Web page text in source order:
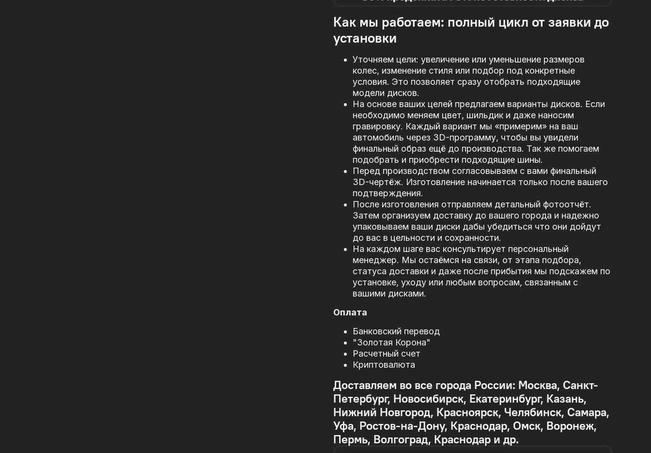
Как мы работаем: полный цикл от заявки до
установки
Уточняем цели: увеличение или уменьшение размеров
колес, изменение стиля или подбор под конкретные
условия. Это позволяет сразу отобрать подходящие
модели дисков.
На основе ваших целей предлагаем варианты дисков. Если
необходимо меняем цвет, шильдик и даже наносим
гравировку. Каждый вариант мы «примерим» на ваш
автомобиль через 3D-программу, чтобы вы увидели
финальный образ ещё до производства. Так же помогаем
подобрать и приобрести подходящие шины.
Перед производством согласовываем с вами финальный
3D-чертёж. Изготовление начинается только после вашего
подтверждения.
После изготовления отправляем детальный фотоотчёт.
Затем организуем доставку до вашего города и надежно
упаковываем ваши диски дабы убедиться что они дойдут
до вас в цельности и сохранности.
На каждом шаге вас консультирует персональный
менеджер. Мы остаёмся на связи, от этапа подбора,
статуса доставки и даже после прибытия мы подскажем по
установке, уходу или любым вопросам, связанным с
вашими дисками.
Оплата
Банковский перевод
"Золотая Корона"
Расчетный счет
Криптовалюта
Доставляем во все города России: Москва, Санкт-
Петербург, Новосибирск, Екатеринбург, Казань,
Нижний Новгород, Красноярск, Челябинск, Самара,
Уфа, Ростов-на-Дону, Краснодар, Омск, Воронеж,
Пермь, Волгоград, Краснодар и др.